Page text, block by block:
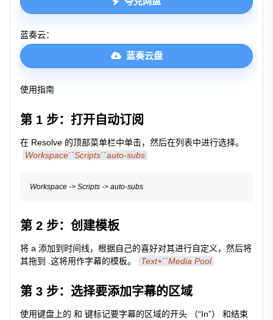
蓝奏云：
蓝奏云盘
使用指南
第 1 步：打开自动订阅
在 Resolve 的顶部菜单栏中单击，然后在列表中进行选择。
Workspace``Scripts``auto-subs
第 2 步：创建模板
将 a 添加到时间线，根据自己的喜好对其进行自定义，然后将
其拖到 .这将用作字幕的模板。
Text+``Media Pool
第 3 步：选择要添加字幕的区域
使用键盘上的 和 键标记要字幕的区域的开头 （“In”） 和结束